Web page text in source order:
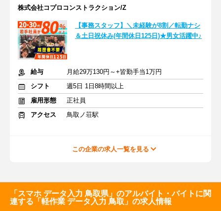
株式会社コプロコンストラクション/Z
【事務スタッフ】＼未経験が8割／転勤ナシ
＆土日祝休み(年間休日125日)★男女活躍中♪
給与
月給29万130円～+皆勤手当1万円
シフト
週5日 1日8時間以上
雇用形態
正社員
アクセス
鳥取ノ荘駅
この企業の求人一覧を見る
「スマホ データ入力 鳥取県」のアルバイト・バイトに関
連する「軽作業 データ入力 鳥取」の求人情報